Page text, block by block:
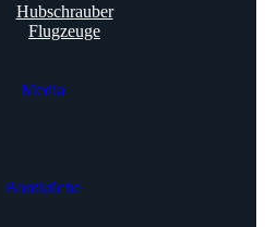
Hubschrauber
Flugzeuge
Media
Bordküche